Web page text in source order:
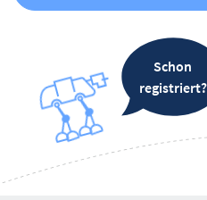
Schon
registriert?